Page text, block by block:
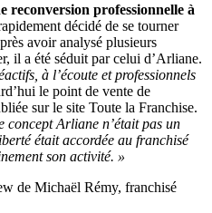
reconversion professionnelle à
décidé de se tourner
avoir analysé plusieurs
il a été séduit par celui d’Arliane.
à l’écoute et professionnels
le point de vente de
sur le site Toute la Franchise.
concept Arliane n’était pas un
était accordée au franchisé
son activité. »
de Michaël Rémy, franchisé